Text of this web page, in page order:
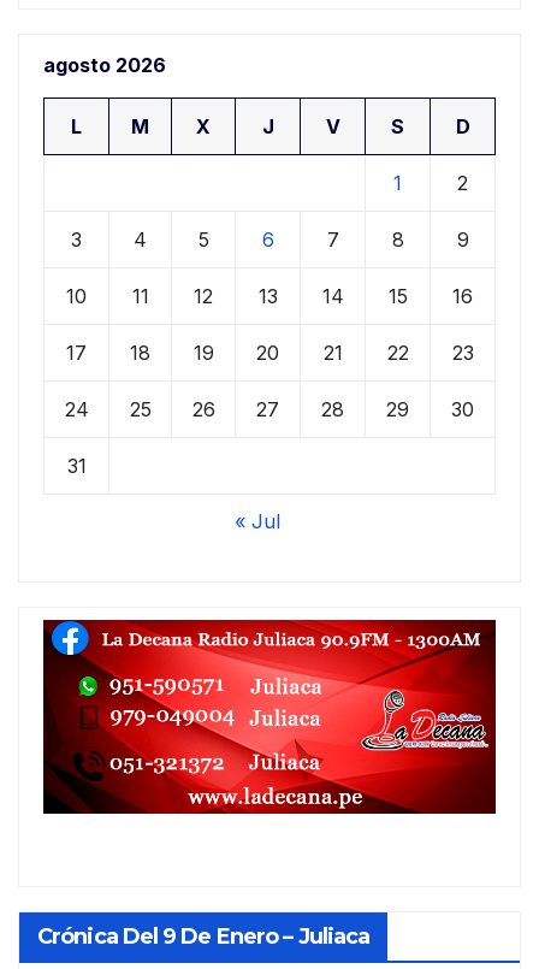
agosto 2026
L M X J V S D
1 2
3 4 5 6 7 8 9
10 11 12 13 14 15 16
17 18 19 20 21 22 23
24 25 26 27 28 29 30
31
« Jul
Crónica Del 9 De Enero – Juliaca